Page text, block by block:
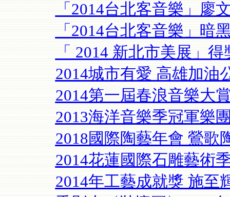
「2014台北客音樂」廖
「2014台北客音樂」暗
「 2014 新北市美展」
2014城市有愛 高雄加油
2014第一屆春浪音樂大
2013海洋音樂季冠軍樂
2018國際陶藝年會 鶯歌
2014花蓮國際石雕藝術
2014年工藝成就獎 施至